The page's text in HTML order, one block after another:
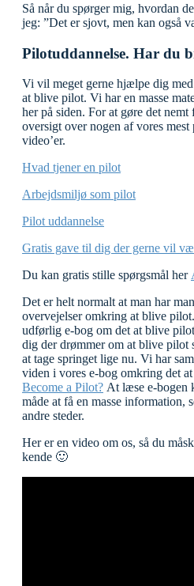
Så når du spørger mig, hvordan
jeg: ”Det er sjovt, men kan også
Pilotuddannelse. Har du
Vi vil meget gerne hjælpe dig
at blive pilot. Vi har en masse
her på siden. For at gøre det
oversigt over nogen af vores
video’er.
Hvad tjener en pilot
Arbejdsmiljø som pilot
Pilot uddannelse
Gratis gave til dig der gerne vil
Du kan gratis stille spørgsmål her
Det er helt normalt at man har
overvejelser omkring at blive
udførlig e-bog om det at blive
dig der drømmer om at blive pilot
at tage springet lige nu. Vi har
viden i vores e-bog omkring det
Become a Pilot? At læse e-bogen
måde at få en masse
andre steder.
Her er en video om os, så du
kende 🙂